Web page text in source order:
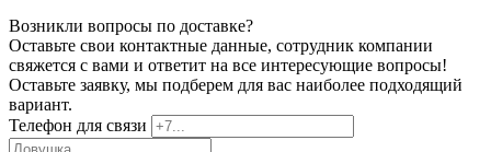
Возникли вопросы по доставке?
Оставьте свои контактные данные, сотрудник компании
свяжется с вами и ответит на все интересующие вопросы!
Оставьте заявку, мы подберем для вас наиболее подходящий
вариант.
Телефон для связи